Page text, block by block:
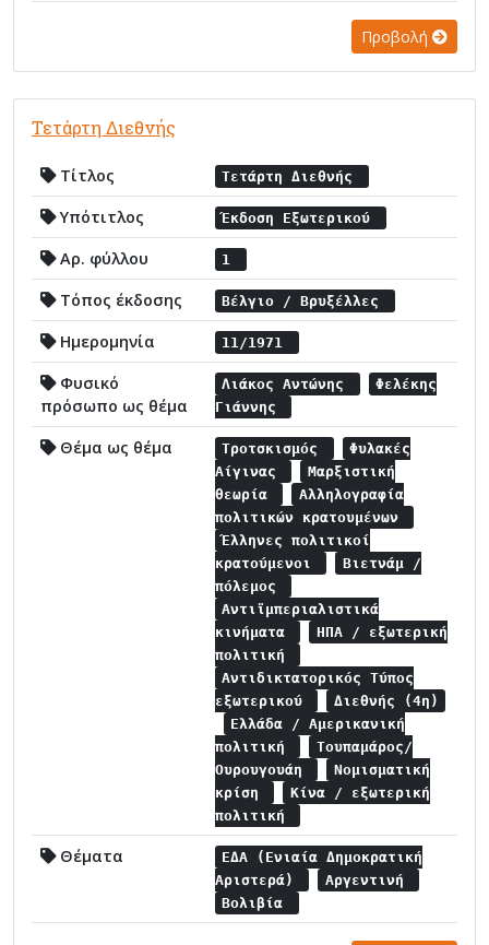
Προβολή
Τετάρτη Διεθνής
Τίτλος Τετάρτη Διεθνής
Υπότιτλος Έκδοση Εξωτερικού
Αρ. φύλλου 1
Τόπος έκδοσης Βέλγιο / Βρυξέλλες
Ημερομηνία 11/1971
Φυσικό
πρόσωπο ως θέμα
Λιάκος Αντώνης
Φελέκης
Γιάννης
Θέμα ως θέμα Τροτσκισμός
Φυλακές
Αίγινας
Μαρξιστική
θεωρία
Αλληλογραφία
πολιτικών κρατουμένων
Έλληνες πολιτικοί
κρατούμενοι
Βιετνάμ /
πόλεμος
Αντιϊμπεριαλιστικά
κινήματα
ΗΠΑ / εξωτερική
πολιτική
Αντιδικτατορικός Τύπος
εξωτερικού
Διεθνής (4η)
Ελλάδα / Αμερικανική
πολιτική
Τουπαμάρος/
Ουρουγουάη
Νομισματική
κρίση
Κίνα / εξωτερική
πολιτική
Θέματα
ΕΔΑ (Ενιαία Δημοκρατική
Αριστερά)
Αργεντινή
Βολιβία